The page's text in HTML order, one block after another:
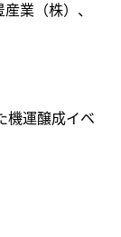
業（株）、
機運醸成イベ